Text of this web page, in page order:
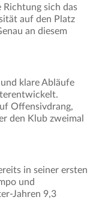
sich das
auf den Platz
an diesem
klare Abläufe
Offensivdrang,
den Klub zweimal
in seiner ersten
und
Jahren 9,3